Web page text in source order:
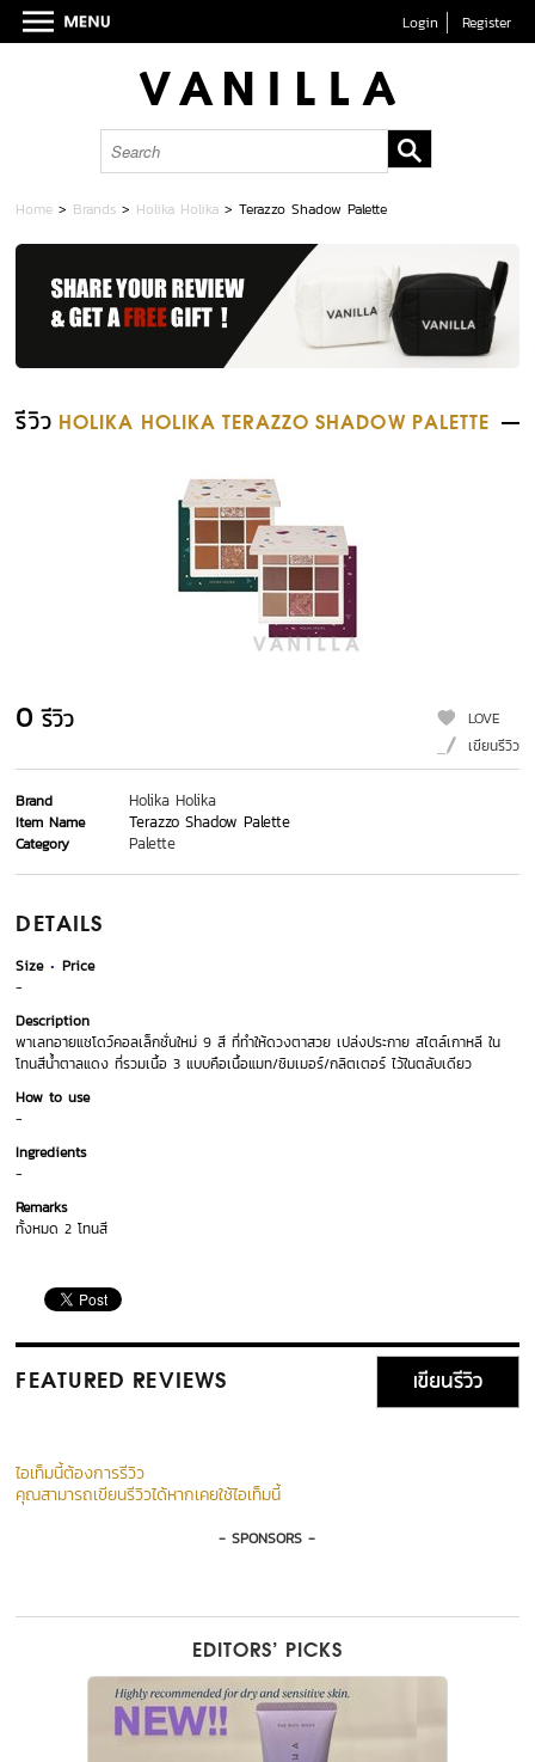
Login Register
Home > Brands > Holika Holika >Terazzo Shadow Palette
รีวิว HOLIKA HOLIKA TERAZZO SHADOW PALETTE
0 รีวิว
LOVE
เขียนรีวิว
Brand Holika Holika
Item Name Terazzo Shadow Palette
Category Palette
DETAILS
Size
Price
-
Description
พาเลทอายแชโดว์คอลเล็กชั่นใหม่ 9 สี ที่ทำให้ดวงตาสวย เปล่งประกาย สไตล์เกาหลี ใน
โทนสีน้ำตาลแดง ที่รวมเนื้อ 3 แบบคือเนื้อแมท/ชิมเมอร์/กลิตเตอร์ ไว้ในตลับเดียว
How to use
-
Ingredients
-
Remarks
ทั้งหมด 2 โทนสี
FEATURED REVIEWS เขียนรีวิว
ไอเท็มนี้ต้องการรีวิว
คุณสามารถเขียนรีวิวได้หากเคยใช้ไอเท็มนี้
- SPONSORS -
EDITORS’ PICKS